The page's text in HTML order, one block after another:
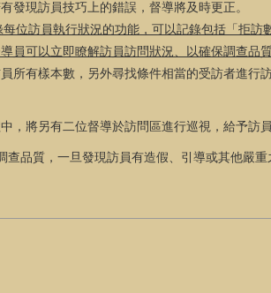
發現訪員技巧上的錯誤，督導將及時更正。
位訪員執行狀況的功能，可以記錄包括「拒訪
員可以立即瞭解訪員訪問狀況、以確保調查品質
所有樣本數，另外尋找條件相當的受訪者進行訪
，將另有二位督導於訪問區進行巡視，給予訪
品質，一旦發現訪員有造假、引導或其他嚴重